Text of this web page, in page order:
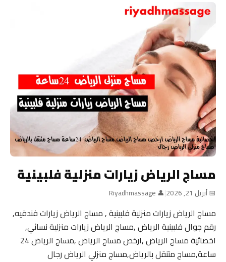
مساج الرياض زيارات منزلية فلبينية
📅 أبريل 21, 2026 |
👤 Riyadhmassage
مساج الرياض زيارات منزلية فلبينية , مساج الرياض زيارات فندقيه,
رقم جوال فلبينية الرياض ,مساج الرياض زيارات منزلية نسائي,
اخصائية مساج الرياض ,ارخص مساج الرياض ,مساج الرياض 24
ساعة,مساج متنقل بالرياض,مساج منزلي الرياض رجال